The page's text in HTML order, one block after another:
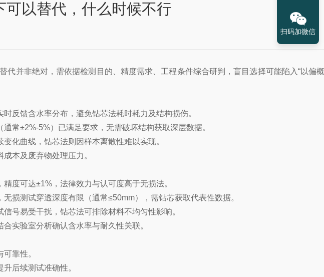
以替代，什么时候不行
非绝对，需依据检测目的、精度需求、工程条件综合研判，盲目选择可能陷入“以偏概
馈含水率分布，避免钻芯法耗时耗力及结构损伤。
±2%-5%）已满足要求，无需破坏结构获取深层数据。
化曲线，钻芯法则因样本离散性难以实现。
本及废弃物处理压力。
度可达±1%，法律效力与认可度高于无损法。
测试穿透深度有限（通常≤50mm），需钻芯获取代表性数据。
易受干扰，钻芯法可排除材料不均匀性影响。
实验室分析确认含水率与耐久性关联。
靠性。
后续测试准确性。
扫码加微信